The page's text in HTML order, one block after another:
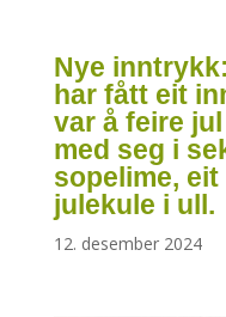
Nye
har fått eit
var å feire
med seg i
sopelime,
julekule i ull.
12. desember 2024